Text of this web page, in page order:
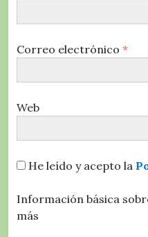
Correo electrónico *
Web
He leído y acepto la
Información básica
más